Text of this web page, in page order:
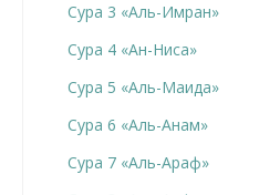
Сура 3 «Аль-Имран»
Сура 4 «Ан-Ниса»
Сура 5 «Аль-Маида»
Сура 6 «Аль-Анам»
Сура 7 «Аль-Араф»